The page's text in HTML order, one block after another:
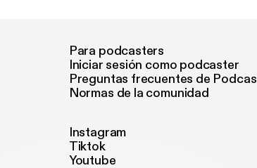
Para podcasters
Iniciar sesión como podcaster
Preguntas frecuentes de
Normas de la comunidad
Instagram
Tiktok
Youtube